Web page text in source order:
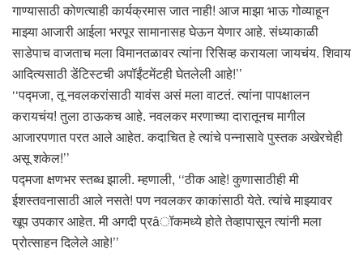
गाण्यासाठी कोणत्याही कार्यक्रमास जात नाही! आज माझा भाऊ गोव्याहून
माझ्या आजारी आईला भरपूर सामानासह घेऊन येणार आहे. संध्याकाळी
साडेपाच वाजताच मला विमानतळावर त्यांना रिसिव्ह करायला जायचंय. शिवाय
आदित्यसाठी डेंटिस्टची अपॉईंटमेंटही घेतलेली आहे!’’
‘‘पद्मजा, तू नवलकरांसाठी यावंस असं मला वाटतं. त्यांना पापक्षालन
करायचंय! तुला ठाऊकच आहे. नवलकर मरणाच्या दारातूनच मागील
आजारपणात परत आले आहेत. कदाचित हे त्यांचे पन्नासावे पुस्तक अखेरचेही
असू शकेल!’’
पद्मजा क्षणभर स्तब्ध झाली. म्हणाली, ‘‘ठीक आहे! कुणासाठीही मी
ईशस्तवनासाठी आले नसते! पण नवलकर काकांसाठी येते. त्यांचे माझ्यावर
खूप उपकार आहेत. मी अगदी प्रâॉकमध्ये होते तेव्हापासून त्यांनी मला
प्रोत्साहन दिलेले आहे!’’